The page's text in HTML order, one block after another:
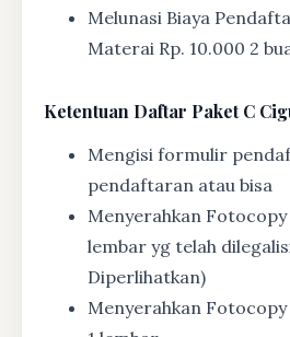
Melunasi Biaya
Materai Rp. 10.000 2
Ketentuan Daftar Paket C
Mengisi formulir
pendaftaran atau bisa
Menyerahkan Fotocopy
lembar yg telah
Diperlihatkan)
Menyerahkan